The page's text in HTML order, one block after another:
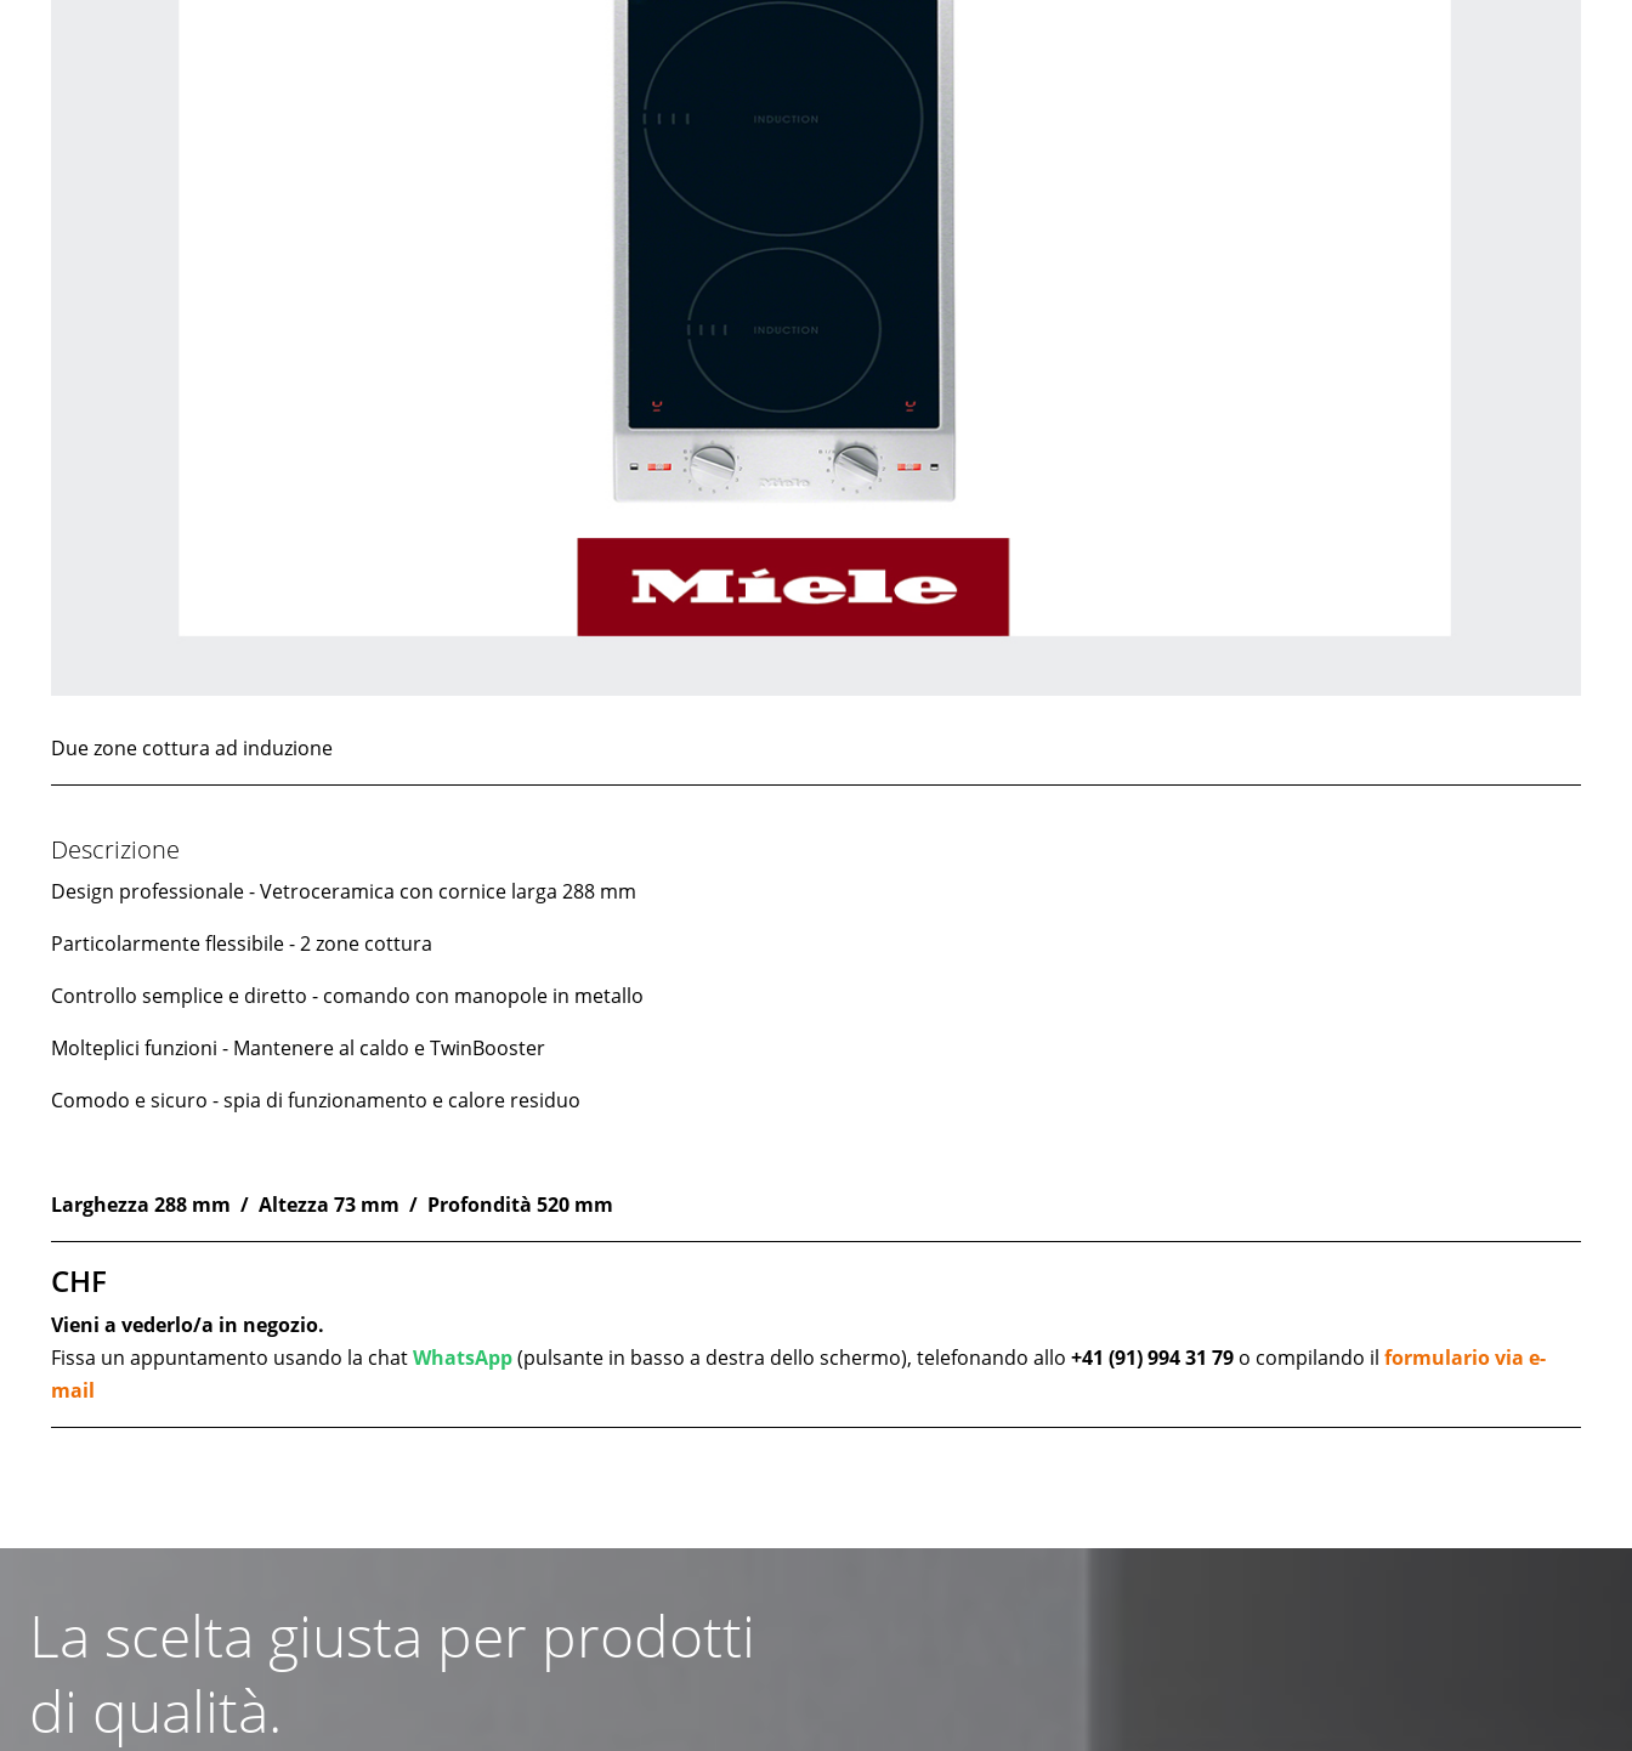
Due zone cottura ad induzione
Descrizione
Design professionale - Vetroceramica con cornice larga 288 mm
Particolarmente flessibile - 2 zone cottura
Controllo semplice e diretto - comando con manopole in metallo
Molteplici funzioni - Mantenere al caldo e TwinBooster
Comodo e sicuro - spia di funzionamento e calore residuo
Larghezza 288 mm / Altezza 73 mm / Profondità 520 mm
CHF
Vieni a vederlo/a in negozio.
Fissa un appuntamento usando la chatWhatsApp(pulsante in basso a destra dello schermo), telefonando allo +41 (91) 994 31 79 o compilando il formulario via e-
mail
La scelta giusta per prodotti
di qualità.